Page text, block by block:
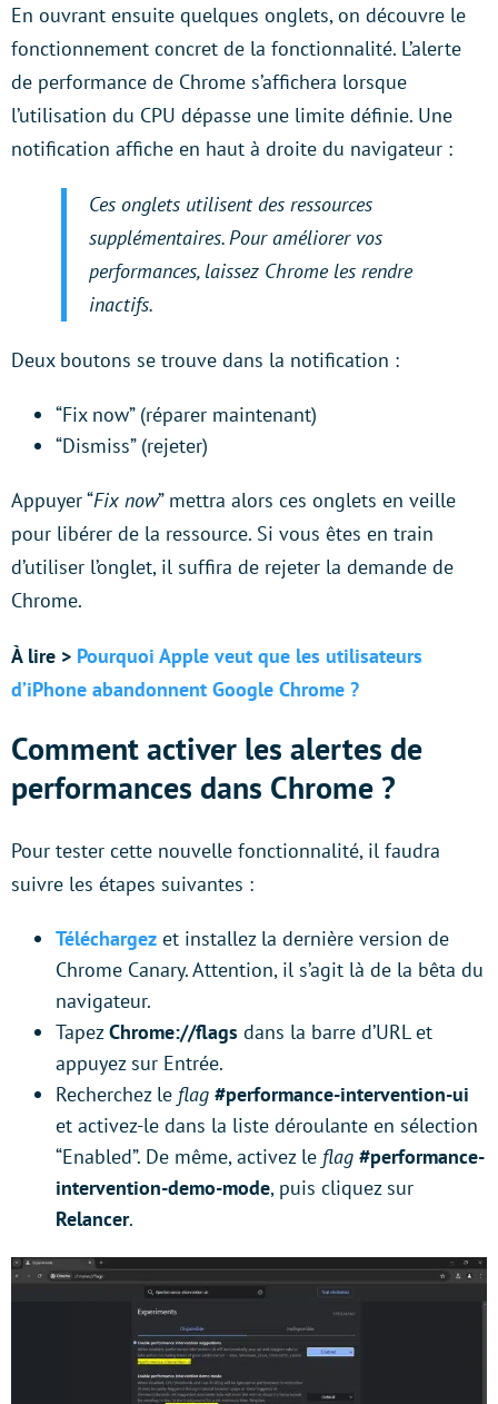
En ouvrant ensuite quelques onglets, on découvre le
fonctionnement concret de la fonctionnalité. L’alerte
de performance de Chrome s’affichera lorsque
l’utilisation du CPU dépasse une limite définie. Une
notification affiche en haut à droite du navigateur :
Ces onglets utilisent des ressources
supplémentaires. Pour améliorer vos
performances, laissez Chrome les rendre
inactifs.
Deux boutons se trouve dans la notification :
“Fix now” (réparer maintenant)
“Dismiss” (rejeter)
Appuyer “Fix now” mettra alors ces onglets en veille
pour libérer de la ressource. Si vous êtes en train
d’utiliser l’onglet, il suffira de rejeter la demande de
Chrome.
À lire > Pourquoi Apple veut que les utilisateurs
d’iPhone abandonnent Google Chrome ?
Comment activer les alertes de
performances dans Chrome ?
Pour tester cette nouvelle fonctionnalité, il faudra
suivre les étapes suivantes :
Téléchargez et installez la dernière version de
Chrome Canary. Attention, il s’agit là de la bêta du
navigateur.
TapezChrome://flags dans la barre d’URL et
appuyez sur Entrée.
Recherchez le flag #performance-intervention-ui
et activez-le dans la liste déroulante en sélection
“Enabled”. De même, activez le flag #performance-
intervention-demo-mode, puis cliquez sur
Relancer.